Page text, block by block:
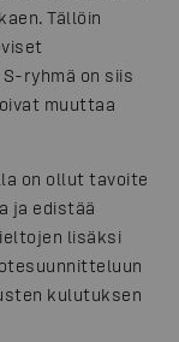
Tällöin
ryhmä on siis
muuttaa
on ollut tavoite
ja edistää
lisäksi
kulutuksen